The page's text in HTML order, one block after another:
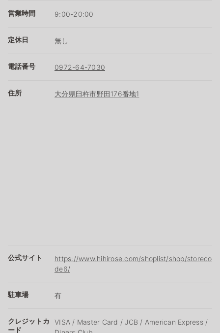
営業時間 9:00-20:00
定休日 無し
電話番号 0972-64-7030
住所 大分県臼杵市野田176番地1
公式サイト
https://www.hihirose.com/shoplist/shop/storeco
de6/
駐車場 有
クレジットカ
ード
VISA / Master Card / JCB / American Express /